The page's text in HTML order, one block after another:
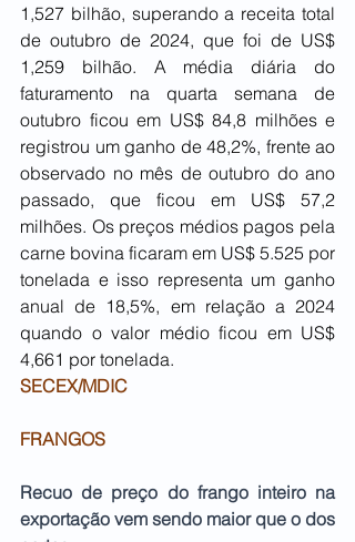
1,527 bilhão, superando a receita total
de outubro de 2024, que foi de US$
1,259 bilhão. A média diária do
faturamento na quarta semana de
outubro ficou em US$ 84,8 milhões e
registrou um ganho de 48,2%, frente ao
observado no mês de outubro do ano
passado, que ficou em US$ 57,2
milhões. Os preços médios pagos pela
carne bovina ficaram em US$ 5.525 por
tonelada e isso representa um ganho
anual de 18,5%, em relação a 2024
quando o valor médio ficou em US$
4,661 por tonelada.
SECEX/MDIC
FRANGOS
Recuo de preço do frango inteiro na
exportação vem sendo maior que o dos